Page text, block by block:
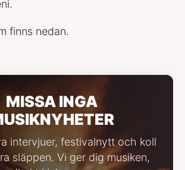
finns nedan.
MISSA INGA
intervjuer, festivalnytt och koll
släppen. Vi ger dig musiken,